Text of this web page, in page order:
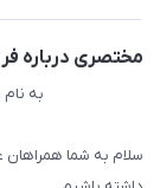
مختصری درباره
به نام
سلام به شما همراهان